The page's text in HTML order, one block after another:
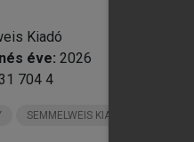
Kiadó
éve: 2026
704 4
SEMMELWEIS KIADÓ KÖNYVEI